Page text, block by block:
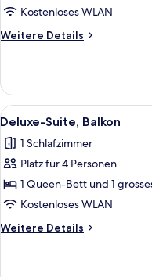
anzeigen
Kostenloses WLAN
Weitere Details
Weitere
Suite
Alle
Fotos
für
Deluxe-
Suite,
Balkon
anzeigen
5
Deluxe-Suite, Balkon
1 Schlafzimmer
Platz für 4 Personen
1 Queen-Bett und 1
Kostenloses WLAN
Weitere Details
Weitere